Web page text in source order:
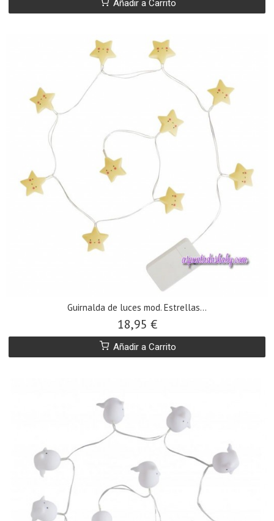
Añadir a Carrito
Guirnalda de luces mod. Estrellas...
18,95 €
Añadir a Carrito